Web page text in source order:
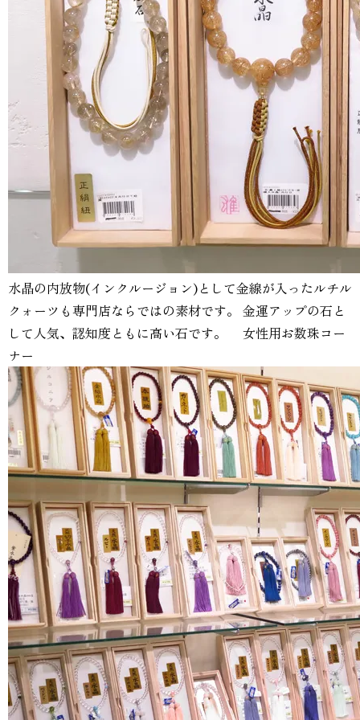
水晶の内放物(インクルージョン)として金線が入ったルチル
クォーツも専門店ならではの素材です。 金運アップの石と
して人気、認知度ともに高い石です。 女性用お数珠コー
ナー